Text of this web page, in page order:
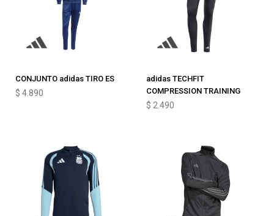
CONJUNTO adidas TIRO ES
$ 4.890
adidas TECHFIT
COMPRESSION TRAINING
$ 2.490